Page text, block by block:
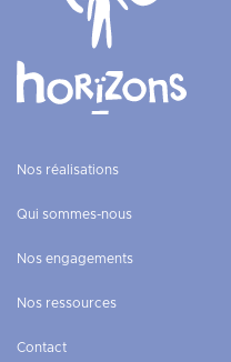
Nos réalisations
Qui sommes-nous
Nos engagements
Nos ressources
Contact